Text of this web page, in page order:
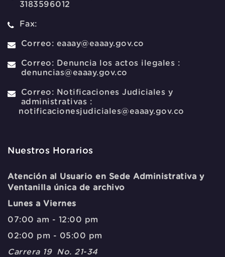
3183596012
Fax:
Correo: eaaay@eaaay.gov.co
Correo: Denuncia los actos ilegales :
denuncias@eaaay.gov.co
Correo: Notificaciones Judiciales y
administrativas :
notificacionesjudiciales@eaaay.gov.co
Nuestros Horarios
Atención al Usuario en Sede Administrativa y
Ventanilla única de archivo
Lunes a Viernes
07:00 am - 12:00 pm
02:00 pm - 05:00 pm
Carrera 19 No. 21-34